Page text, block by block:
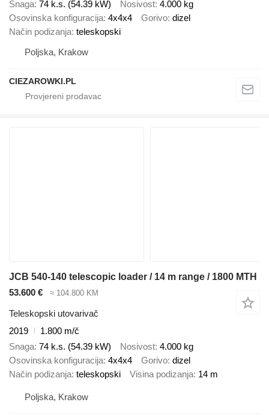
Snaga 74 k.s. (54.39 kW) Nosivost 4.000 kg
Osovinska konfiguracija 4x4x4 Gorivo dizel
Način podizanja teleskopski
Poljska, Krakow
CIEZAROWKI.PL
JCB 540-140 telescopic loader / 14 m range / 1800 MTH
53.600 €
≈ 104.800 KM
Teleskopski utovarivač
2019
1.800 m/č
Snaga 74 k.s. (54.39 kW) Nosivost 4.000 kg
Osovinska konfiguracija 4x4x4 Gorivo dizel
Način podizanja teleskopski Visina podizanja 14 m
Poljska, Krakow